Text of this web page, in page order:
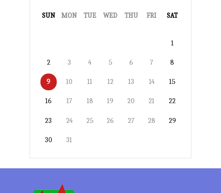
SUN MON TUE WED THU FRI SAT
1
2 3 4 5 6 7 8
9 10 11 12 13 14 15
16 17 18 19 20 21 22
23 24 25 26 27 28 29
30 31